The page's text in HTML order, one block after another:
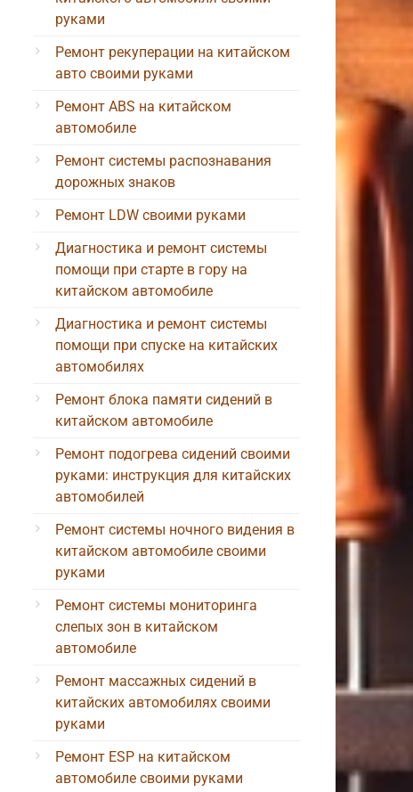
руками
Ремонт рекуперации на китайском
авто своими руками
Ремонт ABS на китайском
автомобиле
Ремонт системы распознавания
дорожных знаков
Ремонт LDW своими руками
Диагностика и ремонт системы
помощи при старте в гору на
китайском автомобиле
Диагностика и ремонт системы
помощи при спуске на китайских
автомобилях
Ремонт блока памяти сидений в
китайском автомобиле
Ремонт подогрева сидений своими
руками: инструкция для китайских
автомобилей
Ремонт системы ночного видения в
китайском автомобиле своими
руками
Ремонт системы мониторинга
слепых зон в китайском
автомобиле
Ремонт массажных сидений в
китайских автомобилях своими
руками
Ремонт ESP на китайском
автомобиле своими руками